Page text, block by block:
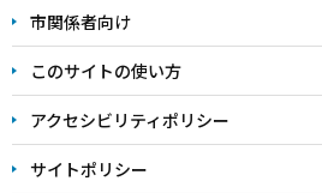
こ
ま
で
市関係者向け
このサイトの使い方
アクセシビリティポリシー
サイトポリシー